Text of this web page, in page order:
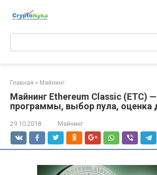
Главная » Майнинг
Майнинг Ethereum Classic (ETC)
программы, выбор пула, оценка
29.10.2018 Майнинг